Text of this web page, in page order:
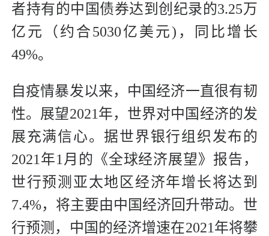
者持有的中国债券达到创纪录的3.25万
亿元（约合5030亿美元)，同比增长
49%。
自疫情暴发以来，中国经济一直很有韧
性。展望2021年，世界对中国经济的发
展充满信心。据世界银行组织发布的
2021年1月的《全球经济展望》报告，
世行预测亚太地区经济年增长将达到
7.4%，将主要由中国经济回升带动。世
行预测，中国的经济增速在2021年将攀